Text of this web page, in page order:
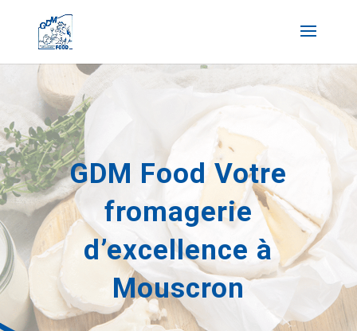
GDM Food Votre
fromagerie
d’excellence à
Mouscron